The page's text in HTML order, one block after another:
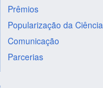
Prêmios
Popularização da Ciência
Comunicação
Parcerias